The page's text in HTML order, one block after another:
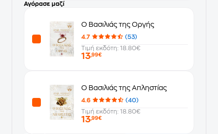
Αγόρασε μαζί
Ο Βασιλιάς της Οργής
4.7
(53)
Τιμή εκδότη: 18.80€
13,99€
O Βασιλιάς της Απληστίας
4.6
(40)
Τιμή εκδότη: 18.80€
13,99€